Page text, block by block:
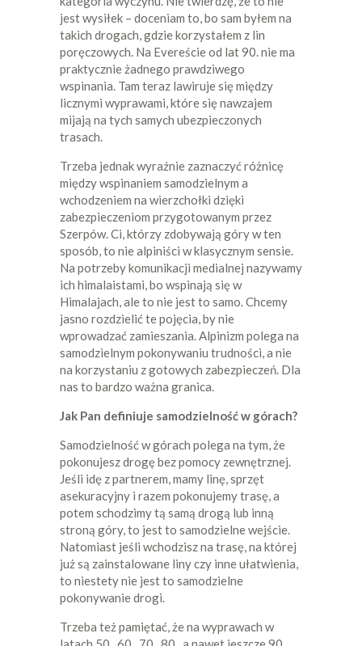
jest wysiłek – doceniam to, bo sam byłem na
takich drogach, gdzie korzystałem z lin
poręczowych. Na Evereście od lat 90. nie ma
praktycznie żadnego prawdziwego
wspinania. Tam teraz lawiruje się między
licznymi wyprawami, które się nawzajem
mijają na tych samych ubezpieczonych
trasach.
Trzeba jednak wyraźnie zaznaczyć różnicę
między wspinaniem samodzielnym a
wchodzeniem na wierzchołki dzięki
zabezpieczeniom przygotowanym przez
Szerpów. Ci, którzy zdobywają góry w ten
sposób, to nie alpiniści w klasycznym sensie.
Na potrzeby komunikacji medialnej nazywamy
ich himalaistami, bo wspinają się w
Himalajach, ale to nie jest to samo. Chcemy
jasno rozdzielić te pojęcia, by nie
wprowadzać zamieszania. Alpinizm polega na
samodzielnym pokonywaniu trudności, a nie
na korzystaniu z gotowych zabezpieczeń. Dla
nas to bardzo ważna granica.
Jak Pan definiuje samodzielność w górach?
Samodzielność w górach polega na tym, że
pokonujesz drogę bez pomocy zewnętrznej.
Jeśli idę z partnerem, mamy linę, sprzęt
asekuracyjny i razem pokonujemy trasę, a
potem schodzimy tą samą drogą lub inną
stroną góry, to jest to samodzielne wejście.
Natomiast jeśli wchodzisz na trasę, na której
już są zainstalowane liny czy inne ułatwienia,
to niestety nie jest to samodzielne
pokonywanie drogi.
Trzeba też pamiętać, że na wyprawach w